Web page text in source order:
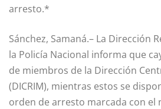
arresto.*
Sánchez, Samaná.– La Dirección
la Policía Nacional informa que
de miembros de la Dirección
(DICRIM), mientras estos se
orden de arresto marcada con el